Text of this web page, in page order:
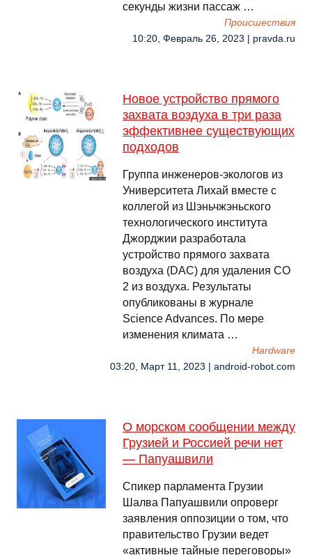
секунды жизни пассаж …
Происшествия
10:20, Февраль 26, 2023 | pravda.ru
Новое устройство прямого
захвата воздуха в три раза
эффективнее существующих
подходов
Группа инженеров-экологов из
Университета Лихай вместе с
коллегой из Шэньчжэньского
технологического института
Джорджии разработала
устройство прямого захвата
воздуха (DAC) для удаления CO
2 из воздуха. Результаты
опубликованы в журнале
Science Advances. По мере
изменения климата …
Hardware
03:20, Март 11, 2023 | android-robot.com
О морском сообщении между
Грузией и Россией речи нет
— Папуашвили
Спикер парламента Грузии
Шалва Папуашвили опроверг
заявления оппозиции о том, что
правительство Грузии ведет
«активные тайные переговоры»